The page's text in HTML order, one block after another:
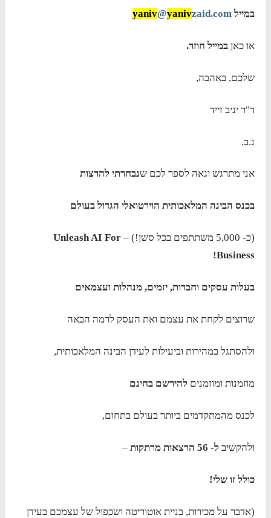
במייל yaniv@yanivzaid.com
או כאןבמייל חוזר.
שלכם, באהבה,
ד"ר יניב זייד
נ.ב.
אני מתרגש וגאה לספר לכם שנבחרתי להרצות
בכנס הבינה המלאכותית הוירטואלי הגדול בעולם
(כ- 5,000 משתתפים בכל סשן!) –
Unleash AI For
Business!
בעלות עסקים וחברות, יזמים, מנהלות ועצמאים
שרוצים לקחת את עצמם ואת העסק לרמה הבאה
ולהסתגל במהירות וביעילות לעידן הבינה המלאכותית,
מוזמנות ומוזמנים להירשם בחינם
לכנס מהמתקדמים ביותר בעולם בתחום,
ולהקשיב ל- 56 הרצאות מרתקות –
כולל זו שלי!
(אדבר על מכירות, בניית אוטוריטה ושכפול של עצמכם בעידן